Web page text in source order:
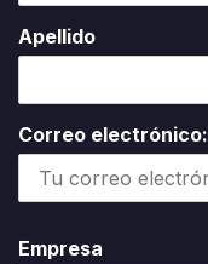
Apellido
Correo electrónico:
Empresa